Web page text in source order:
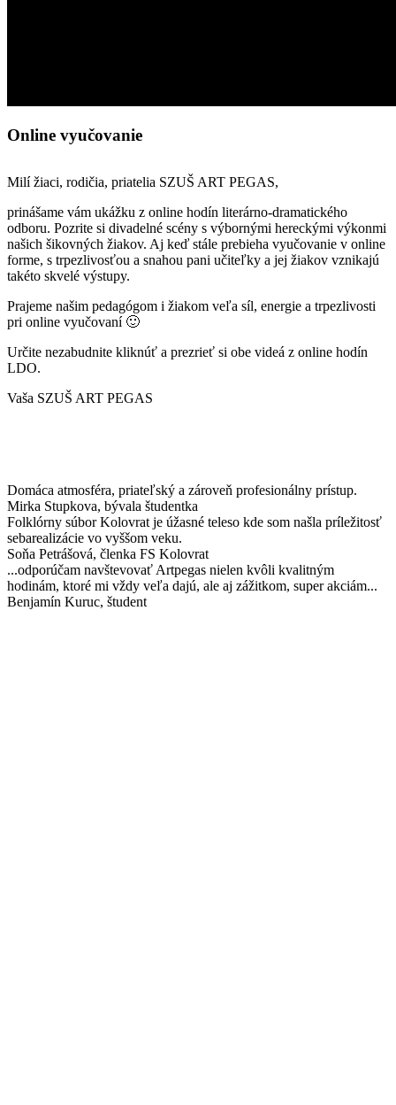
Online vyučovanie
Milí žiaci, rodičia, priatelia SZUŠ ART PEGAS,
prinášame vám ukážku z online hodín literárno-dramatického
odboru. Pozrite si divadelné scény s výbornými hereckými výkonmi
našich šikovných žiakov. Aj keď stále prebieha vyučovanie v online
forme, s trpezlivosťou a snahou pani učiteľky a jej žiakov vznikajú
takéto skvelé výstupy.
Prajeme našim pedagógom i žiakom veľa síl, energie a trpezlivosti
pri online vyučovaní 🙂
Určite nezabudnite kliknúť a prezrieť si obe videá z online hodín
LDO.
Vaša SZUŠ ART PEGAS
Domáca atmosféra, priateľský a zároveň profesionálny prístup.
Mirka Stupkova, bývala študentka
Folklórny súbor Kolovrat je úžasné teleso kde som našla príležitosť
sebarealizácie vo vyššom veku.
Soňa Petrášová, členka FS Kolovrat
...odporúčam navštevovať Artpegas nielen kvôli kvalitným
hodinám, ktoré mi vždy veľa dajú, ale aj zážitkom, super akciám...
Benjamín Kuruc, študent